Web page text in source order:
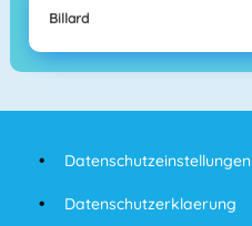
Billard
Datenschutzeinstellungen
Datenschutzerklaerung